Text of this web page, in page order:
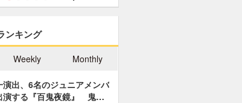
ンキング
Weekly Monthly
演出、6名のジュニアメンバ
演する『百鬼夜鏡』 鬼…